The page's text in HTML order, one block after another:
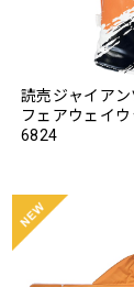
読売ジャイア
フェアウェイウ
6824